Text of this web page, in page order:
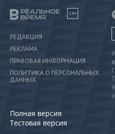
18+
РЕДАКЦИЯ
РЕКЛАМА
ПРАВОВАЯ ИНФОРМАЦИЯ
ПОЛИТИКА О ПЕРСОНАЛЬНЫХ
ДАННЫХ
Полная версия
Тестовая версия